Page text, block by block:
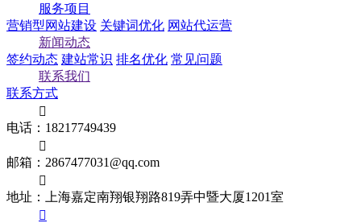
服务项目
营销型网站建设 关键词优化 网站代运营
新闻动态
签约动态 建站常识 排名优化 常见问题
联系我们
联系方式

电话：18217749439

邮箱：2867477031@qq.com

地址：上海嘉定南翔银翔路819弄中暨大厦1201室
